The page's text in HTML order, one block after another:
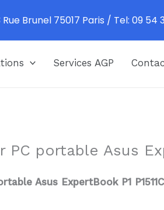
Services AGP
portable Asus
Asus ExpertBook P1
Brunel 75017 Paris / Tel: 09 54